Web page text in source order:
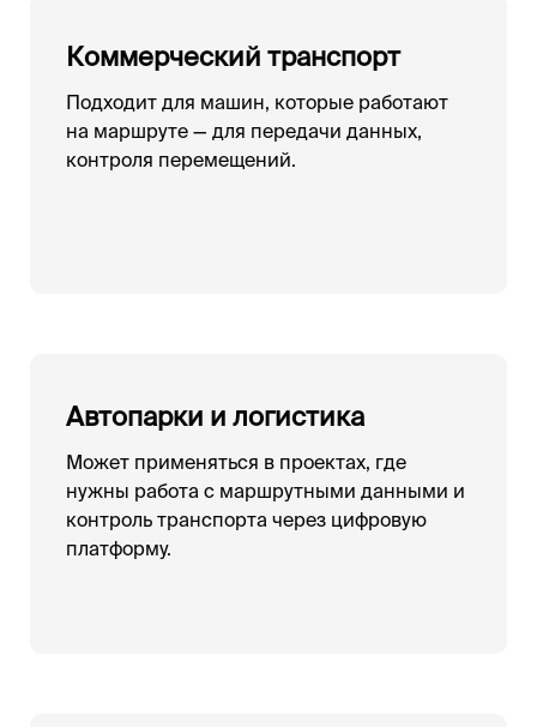
Коммерческий транспорт
Подходит для машин, которые работают
на маршруте — для передачи данных,
контроля перемещений.
Автопарки и логистика
Может применяться в проектах, где
нужны работа с маршрутными данными и
контроль транспорта через цифровую
платформу.